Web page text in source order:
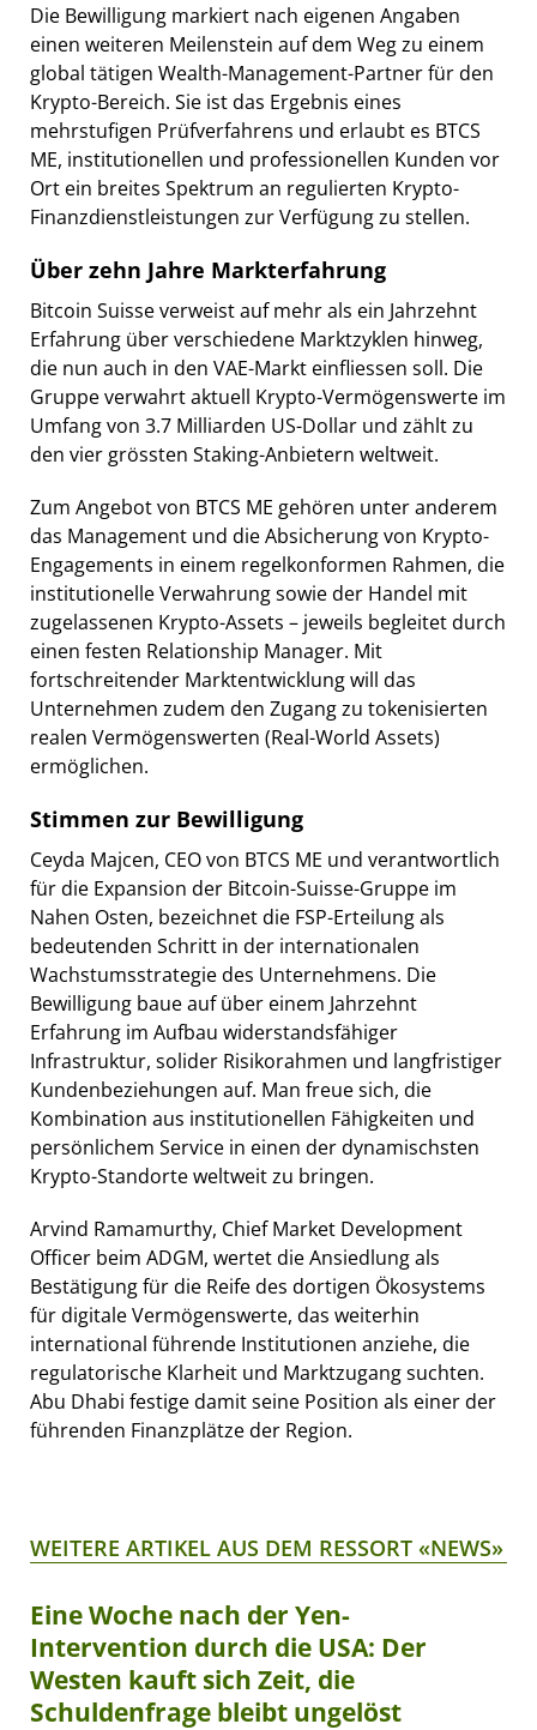
Die Bewilligung markiert nach eigenen Angaben
einen weiteren Meilenstein auf dem Weg zu einem
global tätigen Wealth-Management-Partner für den
Krypto-Bereich. Sie ist das Ergebnis eines
mehrstufigen Prüfverfahrens und erlaubt es BTCS
ME, institutionellen und professionellen Kunden vor
Ort ein breites Spektrum an regulierten Krypto-
Finanzdienstleistungen zur Verfügung zu stellen.
Über zehn Jahre Markterfahrung
Bitcoin Suisse verweist auf mehr als ein Jahrzehnt
Erfahrung über verschiedene Marktzyklen hinweg,
die nun auch in den VAE-Markt einfliessen soll. Die
Gruppe verwahrt aktuell Krypto-Vermögenswerte im
Umfang von 3.7 Milliarden US-Dollar und zählt zu
den vier grössten Staking-Anbietern weltweit.
Zum Angebot von BTCS ME gehören unter anderem
das Management und die Absicherung von Krypto-
Engagements in einem regelkonformen Rahmen, die
institutionelle Verwahrung sowie der Handel mit
zugelassenen Krypto-Assets – jeweils begleitet durch
einen festen Relationship Manager. Mit
fortschreitender Marktentwicklung will das
Unternehmen zudem den Zugang zu tokenisierten
realen Vermögenswerten (Real-World Assets)
ermöglichen.
Stimmen zur Bewilligung
Ceyda Majcen, CEO von BTCS ME und verantwortlich
für die Expansion der Bitcoin-Suisse-Gruppe im
Nahen Osten, bezeichnet die FSP-Erteilung als
bedeutenden Schritt in der internationalen
Wachstumsstrategie des Unternehmens. Die
Bewilligung baue auf über einem Jahrzehnt
Erfahrung im Aufbau widerstandsfähiger
Infrastruktur, solider Risikorahmen und langfristiger
Kundenbeziehungen auf. Man freue sich, die
Kombination aus institutionellen Fähigkeiten und
persönlichem Service in einen der dynamischsten
Krypto-Standorte weltweit zu bringen.
Arvind Ramamurthy, Chief Market Development
Officer beim ADGM, wertet die Ansiedlung als
Bestätigung für die Reife des dortigen Ökosystems
für digitale Vermögenswerte, das weiterhin
international führende Institutionen anziehe, die
regulatorische Klarheit und Marktzugang suchten.
Abu Dhabi festige damit seine Position als einer der
führenden Finanzplätze der Region.
WEITERE ARTIKEL AUS DEM RESSORT «NEWS»
Eine Woche nach der Yen-
Intervention durch die USA: Der
Westen kauft sich Zeit, die
Schuldenfrage bleibt ungelöst